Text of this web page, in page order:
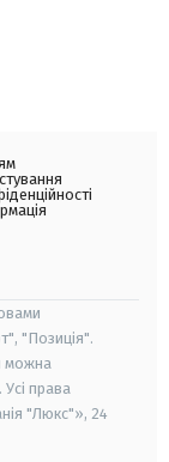
"Позиція".
можна
права
"Люкс"», 24